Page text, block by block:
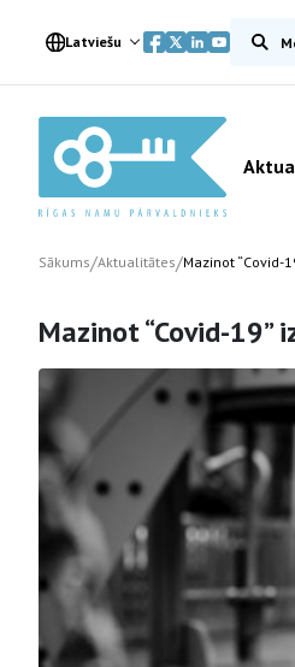
Latviešu Meklēt
Sākums/Aktualitātes/Mazinot
Mazinot “Covid-